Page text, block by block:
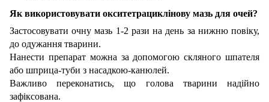
Як використовувати окситетрациклінову мазь для очей?
Застосовувати очну мазь 1-2 рази на день за нижню повіку,
до одужання тварини.
Нанести препарат можна за допомогою скляного шпателя
або шприца-туби з насадкою-канюлей.
Важливо переконатись, що голова тварини надійно
зафіксована.